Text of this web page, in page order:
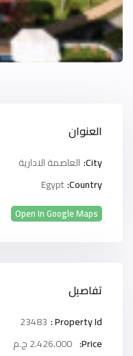
العنوان
City: العاصمة الادارية
Country:
Egypt
Open In Google Maps
تفاصيل
Property Id :
23483
Price: 2.426.000 ج.م